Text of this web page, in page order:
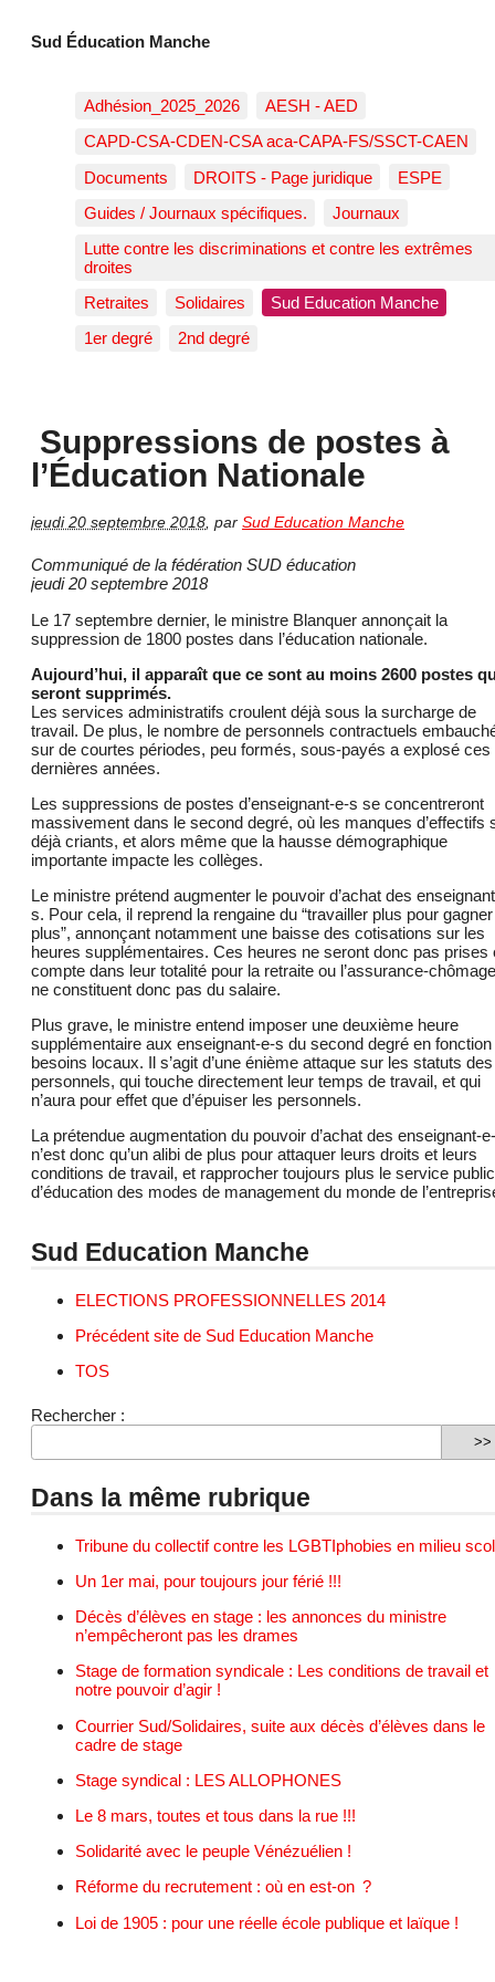
Sud Éducation Manche
Adhésion_2025_2026
AESH - AED
CAPD-CSA-CDEN-CSA aca-CAPA-FS/SSCT-CAEN
Documents
DROITS - Page juridique
ESPE
Guides / Journaux spécifiques.
Journaux
Lutte contre les discriminations et contre les extrêmes
droites
Retraites
Solidaires
Sud Education Manche
1er degré
2nd degré
Suppressions de postes à
l’Éducation Nationale
jeudi 20 septembre 2018 par Sud Education Manche
Communiqué de la fédération SUD éducation
jeudi 20 septembre 2018
Le 17 septembre dernier, le ministre Blanquer annonçait la
suppression de 1800 postes dans l’éducation nationale.
Aujourd’hui, il apparaît que ce sont au moins 2600 postes
seront supprimés.
Les services administratifs croulent déjà sous la surcharge de
travail. De plus, le nombre de personnels contractuels
sur de courtes périodes, peu formés, sous-payés a explosé ces
dernières années.
Les suppressions de postes d’enseignant-e-s se concentreront
massivement dans le second degré, où les manques d’effectifs
déjà criants, et alors même que la hausse démographique
importante impacte les collèges.
Le ministre prétend augmenter le pouvoir d’achat des
s. Pour cela, il reprend la rengaine du “travailler plus pour gagner
plus”, annonçant notamment une baisse des cotisations sur les
heures supplémentaires. Ces heures ne seront donc pas prises
compte dans leur totalité pour la retraite ou l’assurance-
ne constituent donc pas du salaire.
Plus grave, le ministre entend imposer une deuxième heure
supplémentaire aux enseignant-e-s du second degré en
besoins locaux. Il s’agit d’une énième attaque sur les statuts des
personnels, qui touche directement leur temps de travail, et qui
n’aura pour effet que d’épuiser les personnels.
La prétendue augmentation du pouvoir d’achat des enseignant-
n’est donc qu’un alibi de plus pour attaquer leurs droits et leurs
conditions de travail, et rapprocher toujours plus le service public
d’éducation des modes de management du monde de
Sud Education Manche
ELECTIONS PROFESSIONNELLES 2014
Précédent site de Sud Education Manche
TOS
Rechercher :
Dans la même rubrique
Tribune du collectif contre les LGBTIphobies en milieu
Un 1er mai, pour toujours jour férié !!!
Décès d’élèves en stage : les annonces du ministre
n’empêcheront pas les drames
Stage de formation syndicale : Les conditions de travail et
notre pouvoir d’agir !
Courrier Sud/Solidaires, suite aux décès d’élèves dans le
cadre de stage
Stage syndical : LES ALLOPHONES
Le 8 mars, toutes et tous dans la rue !!!
Solidarité avec le peuple Vénézuélien !
Réforme du recrutement : où en est-on ?
Loi de 1905 : pour une réelle école publique et laïque !